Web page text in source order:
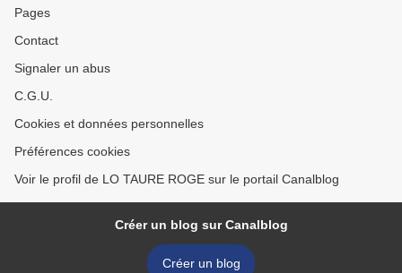
Pages
Contact
Signaler un abus
C.G.U.
Cookies et données personnelles
Préférences cookies
Voir le profil de LO TAURE ROGE sur le portail Canalblog
Créer un blog sur Canalblog
Créer un blog